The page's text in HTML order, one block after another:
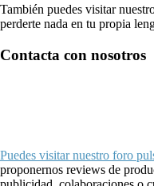
También puedes visitar
perderte nada en tu propia
Contacta con nosotros
Puedes visitar nuestro foro
proponernos reviews de